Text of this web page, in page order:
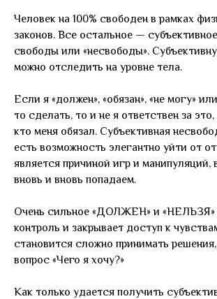
Человек на 100% свободен в рамках
законов. Все остальное —
свободы или «несвободы».
можно отследить на уровне тела.
Если я «должен», «обязан», «не могу»
то сделать, то и не я ответствен за
кто меня обязал. Субъективная
есть возможность элегантно уйти от
является причиной игр и манипуляций,
вновь и вновь попадаем.
Очень сильное «ДОЛЖЕН» и «НЕЛЬЗЯ»
контроль и закрывает доступ к
становится сложно принимать решения,
вопрос «Чего я хочу?»
Как только удается получить